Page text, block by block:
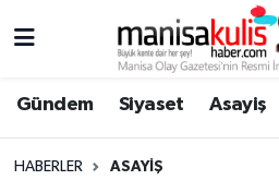
Gündem Siyaset Asayiş
HABERLER ASAYIŞ
Ege Haberleri
Yunusemre Hava Durumu